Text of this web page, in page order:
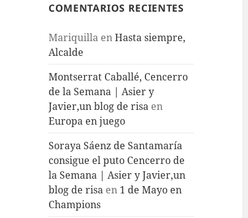
COMENTARIOS RECIENTES
Mariquilla enHasta siempre,
Alcalde
Montserrat Caballé, Cencerro
de la Semana | Asier y
Javier,un blog de risa en
Europa en juego
Soraya Sáenz de Santamaría
consigue el puto Cencerro de
la Semana | Asier y Javier,un
blog de risa en 1 de Mayo en
Champions